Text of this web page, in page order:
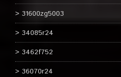
31600zg5003
34085r24
3462f752
36070r24